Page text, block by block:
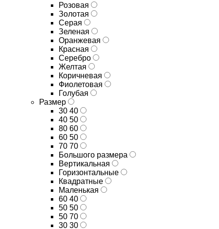
Розовая
Золотая
Серая
Зеленая
Оранжевая
Красная
Серебро
Желтая
Коричневая
Фиолетовая
Голубая
Размер
30 40
40 50
80 60
60 50
70 70
Большого размера
Вертикальная
Горизонтальные
Квадратные
Маленькая
60 40
50 50
50 70
30 30